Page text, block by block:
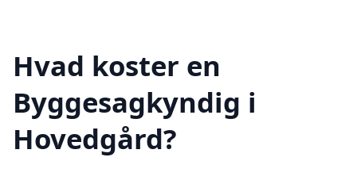
Hvad koster en
Byggesagkyndig i
Hovedgård?